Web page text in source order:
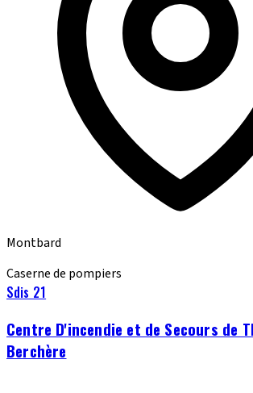
Montbard
Caserne de pompiers
Sdis 21
Centre D'incendie et de Secours de
Berchère